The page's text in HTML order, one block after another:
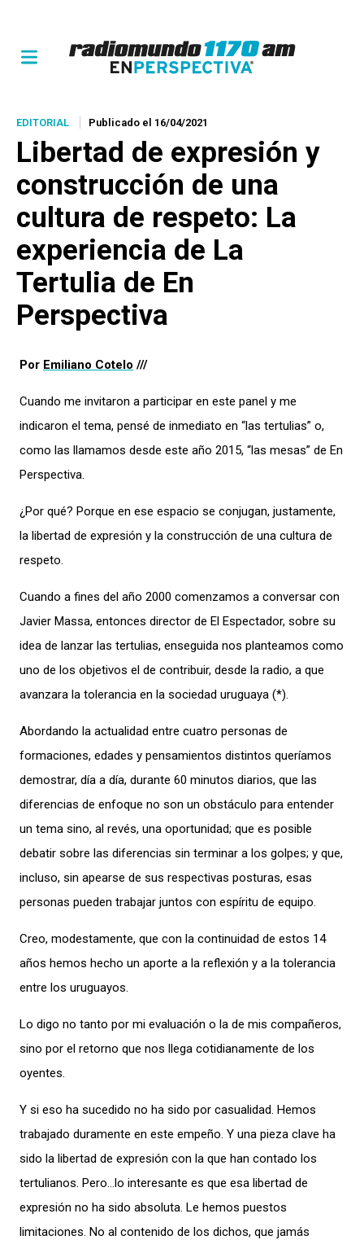
EDITORIAL Publicado el 16/04/2021
Libertad de expresión y
construcción de una
cultura de respeto: La
experiencia de La
Tertulia de En
Perspectiva
Por Emiliano Cotelo ///
Cuando me invitaron a participar en este panel y me
indicaron el tema, pensé de inmediato en “las tertulias” o,
como las llamamos desde este año 2015, “las mesas” de En
Perspectiva.
¿Por qué? Porque en ese espacio se conjugan, justamente,
la libertad de expresión y la construcción de una cultura de
respeto.
Cuando a fines del año 2000 comenzamos a conversar con
Javier Massa, entonces director de El Espectador, sobre su
idea de lanzar las tertulias, enseguida nos planteamos como
uno de los objetivos el de contribuir, desde la radio, a que
avanzara la tolerancia en la sociedad uruguaya (*).
Abordando la actualidad entre cuatro personas de
formaciones, edades y pensamientos distintos queríamos
demostrar, día a día, durante 60 minutos diarios, que las
diferencias de enfoque no son un obstáculo para entender
un tema sino, al revés, una oportunidad; que es posible
debatir sobre las diferencias sin terminar a los golpes; y que,
incluso, sin apearse de sus respectivas posturas, esas
personas pueden trabajar juntos con espíritu de equipo.
Creo, modestamente, que con la continuidad de estos 14
años hemos hecho un aporte a la reflexión y a la tolerancia
entre los uruguayos.
Lo digo no tanto por mi evaluación o la de mis compañeros,
sino por el retorno que nos llega cotidianamente de los
oyentes.
Y si eso ha sucedido no ha sido por casualidad. Hemos
trabajado duramente en este empeño. Y una pieza clave ha
sido la libertad de expresión con la que han contado los
tertulianos. Pero…lo interesante es que esa libertad de
expresión no ha sido absoluta. Le hemos puestos
limitaciones. No al contenido de los dichos, que jamás